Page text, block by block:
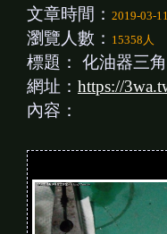
文章時間： 2019-03-
瀏覽人數： 15358人
標題： 化油器三
網址： https://
內容：